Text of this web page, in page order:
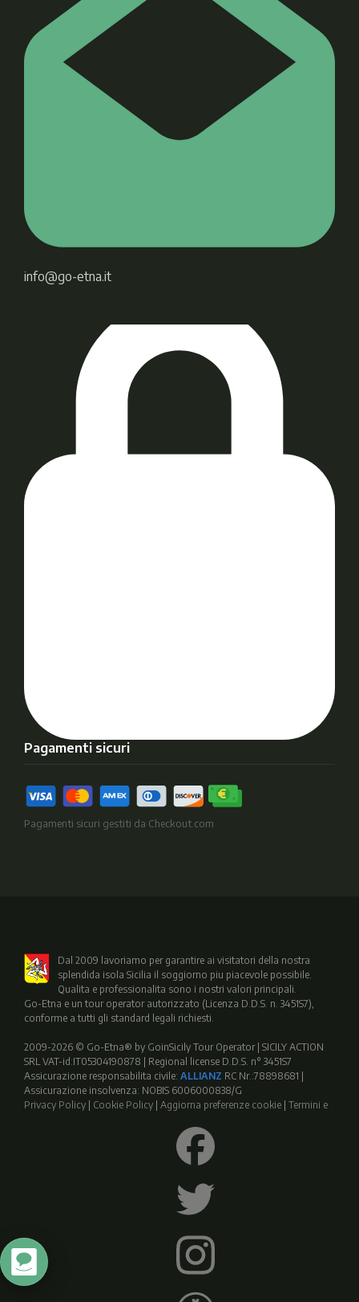
info@go-etna.it
Pagamenti sicuri
Pagamenti sicuri gestiti da Checkout.com
Dal 2009 lavoriamo per garantire ai visitatori della nostra
splendida isola Sicilia il soggiorno piu piacevole possibile.
Qualita e professionalita sono i nostri valori principali.
Go-Etna e un tour operator autorizzato (Licenza D.D.S. n. 3451S7),
conforme a tutti gli standard legali richiesti.
2009-2026 © Go-Etna® by GoinSicily Tour Operator | SICILY ACTION
SRL VAT-id:IT05304190878 | Regional license D.D.S. n° 3451S7
Assicurazione responsabilita civile: ALLIANZ RC Nr.:78898681 |
Assicurazione insolvenza: NOBIS 6006000838/G
Privacy Policy
Cookie Policy Aggiorna preferenze cookie Termini e